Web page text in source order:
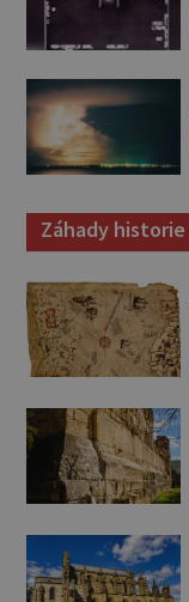
Záhady historie